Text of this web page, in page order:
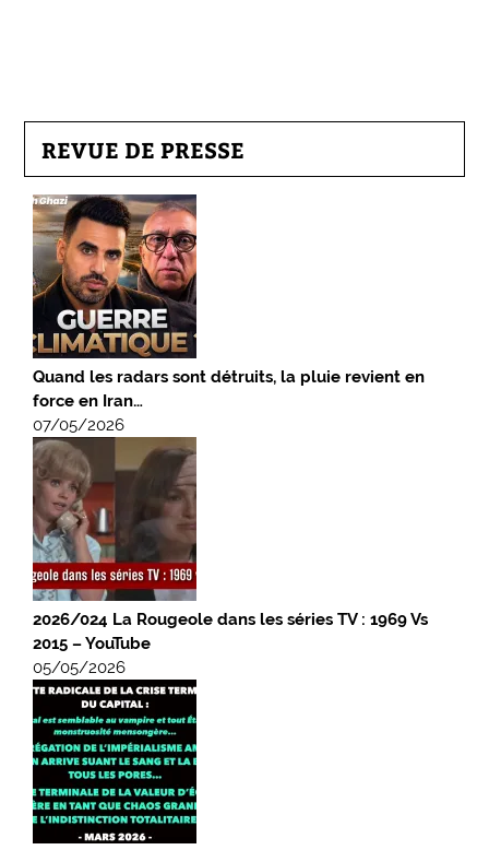
REVUE DE PRESSE
Quand les radars sont détruits, la pluie revient en
force en Iran…
07/05/2026
2026/024 La Rougeole dans les séries TV : 1969 Vs
2015 – YouTube
05/05/2026